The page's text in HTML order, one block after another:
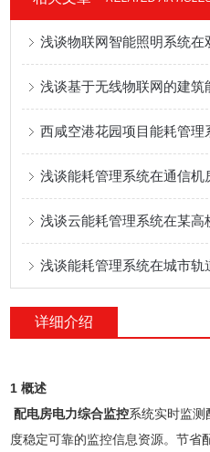
浅谈物联网智能照明系统
浅谈基于无线物联网的建筑
西咸空港花园项目能耗管理
浅谈能耗管理系统在通信机
浅谈能耗管理系统在城市轨
详细介绍
1 概述
配电房电力综合监控系统实时监测
度稳定可靠的监控信息资源。节省